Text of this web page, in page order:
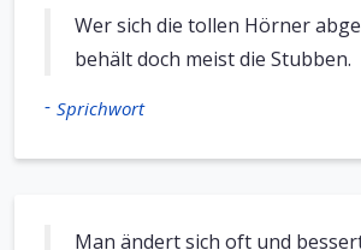
Wer sich die tollen Hörner
behält doch meist die Stubben.
- Sprichwort
Man ändert sich oft und